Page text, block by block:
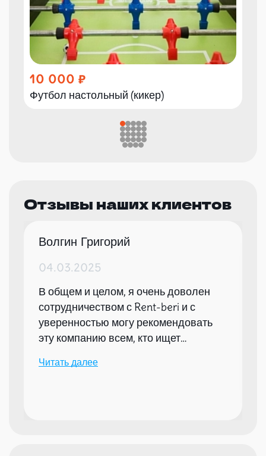
10 000
Футбол настольный (кикер)
Отзывы наших клиентов
Волгин Григорий
04.03.2025
В общем и целом, я очень доволен
сотрудничеством с Rent-beri и с
уверенностью могу рекомендовать
эту компанию всем, кто ищет
мероприятий.
Читать далее